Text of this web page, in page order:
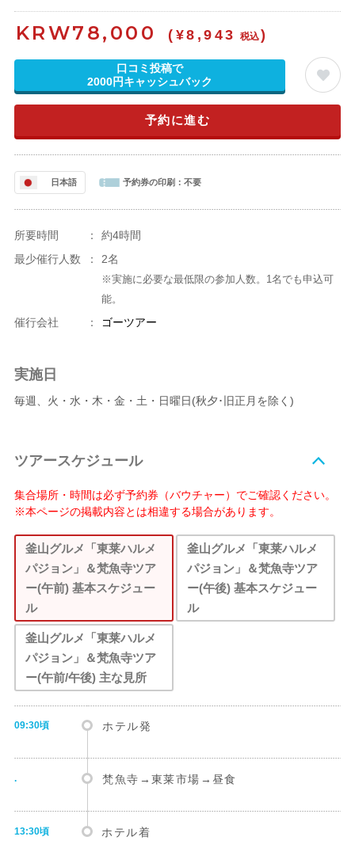
KRW78,000 (¥8,943 税込)
口コミ投稿で
2000円キャッシュバック
予約に進む
日本語 予約券の印刷： 不要
所要時間 ：
約4時間
最少催行人数
： 2名
※実施に必要な最低限の参加人数。1名でも申込可
能。
催行会社 ： ゴーツアー
実施日
毎週、火・水・木・金・土・日曜日(秋夕･旧正月を除く)
ツアースケジュール
集合場所・時間は必ず予約券（バウチャー）でご確認ください。
※本ページの掲載内容とは相違する場合があります。
釜山グルメ「東莱ハルメ
パジョン」＆梵魚寺ツア
ー(午前) 基本スケジュー
ル
09:30頃 ホテル発
. 梵魚寺→東莱市場→昼食
13:30頃 ホテル着
釜山グルメ「東莱ハルメ
パジョン」＆梵魚寺ツア
ー(午後) 基本スケジュー
ル
釜山グルメ「東莱ハルメ
パジョン」＆梵魚寺ツア
ー(午前/午後) 主な見所